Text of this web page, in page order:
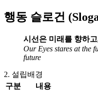
행동 슬로건
시선은 미래를 향하
Our Eyes stares at the
future
2. 설립배경
구분
내용